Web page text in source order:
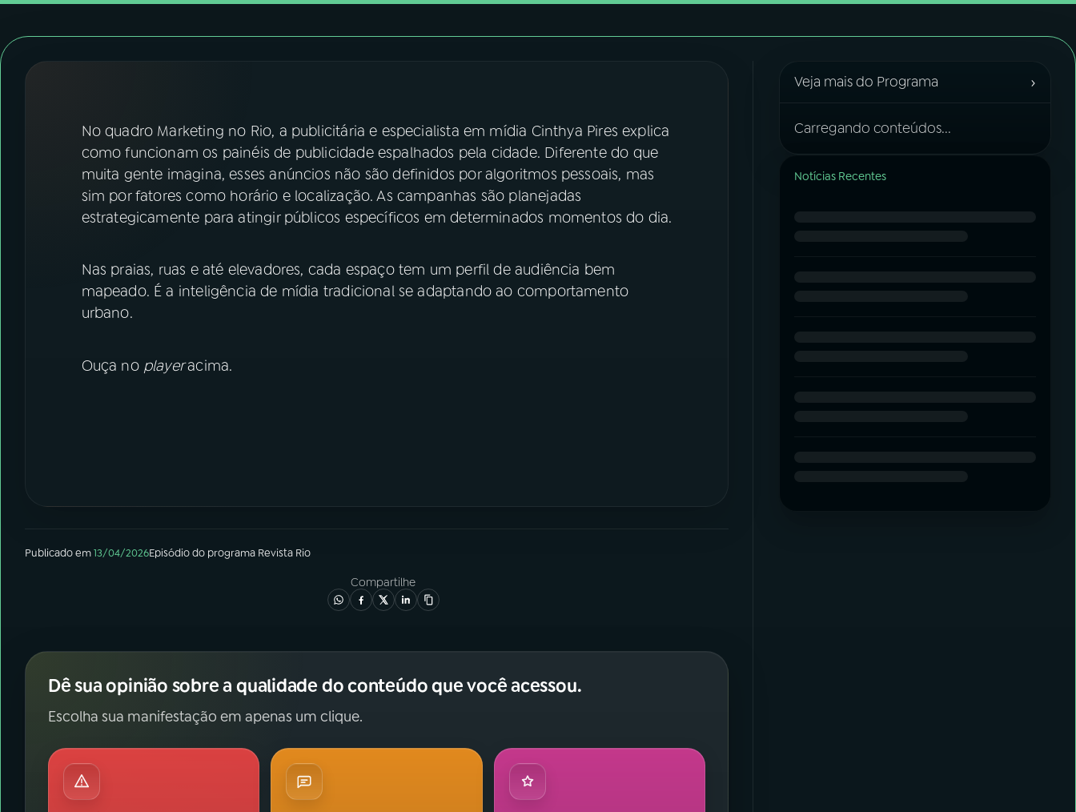
PROGRAMAS
ÚLTIMAS
FESTIVAL DE MÚSICA
ACOMPANHE A RÁDIO NACIONAL
YouTube Facebook
No quadro Marketing no Rio, a publicitária e especialista em mídia Cinthya Pires explica
como funcionam os painéis de publicidade espalhados pela cidade. Diferente do que
muita gente imagina, esses anúncios não são definidos por algoritmos pessoais, mas
sim por fatores como horário e localização. As campanhas são planejadas
estrategicamente para atingir públicos específicos em determinados momentos do dia.
Nas praias, ruas e até elevadores, cada espaço tem um perfil de audiência bem
mapeado. É a inteligência de mídia tradicional se adaptando ao comportamento
urbano.
Ouça no playeracima.
Publicado em13/04/2026Episódiodo programa Revista Rio
Compartilhe
Dê sua opinião sobre a qualidade do conteúdo que você acessou.
Escolha sua manifestação em apenas um clique.
Veja mais do Programa ›
Carregando conteúdos...
Notícias Recentes